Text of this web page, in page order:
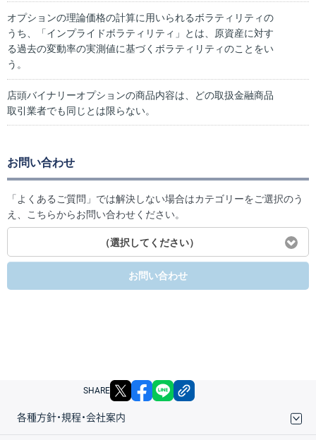
オプションの理論価格の計算に用いられるボラティリティの
うち、「インプライドボラティリティ」とは、原資産に対す
る過去の変動率の実測値に基づくボラティリティのことをい
う。
店頭バイナリーオプションの商品内容は、どの取扱金融商品
取引業者でも同じとは限らない。
お問い合わせ
「よくあるご質問」では解決しない場合はカテゴリーをご選択のう
え、こちらからお問い合わせください。
（選択してください）
お問い合わせ
SHARE X facebook
各種方針・規程・会社案内
取引規程・約款
サイトマップ
その他のご案内
個人情報保護方針
最良執行方針
サイトのご利用について
ディスクレイマー
信託保全
リスク説明
会社案内